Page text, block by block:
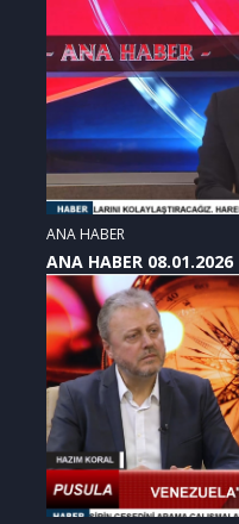
ANA HABER
ANA HABER 08.01.2026